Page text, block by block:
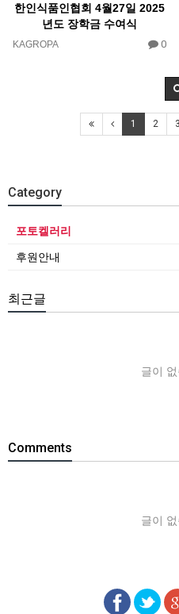
한인식품인협회 4월27일 2025
년도 장학금 수여식
KAGROPA 0
1 2 3
Category
포토켈러리
후원안내
최근글
글이 없
Comments
글이 없